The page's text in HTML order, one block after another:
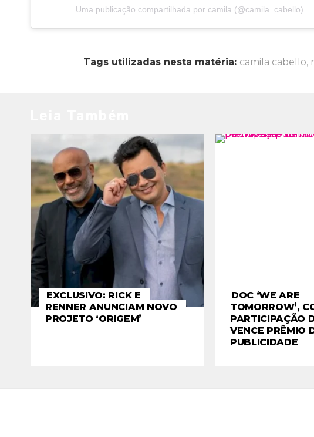
Uma publicação compartilhada por camila (@camila_cabello)
Tags utilizadas nesta matéria: camila cabello,
EXCLUSIVO: RICK E
RENNER ANUNCIAM NOVO
PROJETO ‘ORIGEM’
DOC ‘WE ARE
TOMORROW’,
PARTICIPAÇÃO
VENCE PRÊMIO
PUBLICIDADE